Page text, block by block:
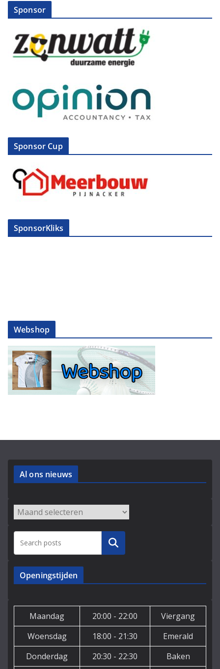
Sponsor
Sponsor Cup
SponsorKliks
Webshop
Al ons nieuws
Archieven
Zoeken
Openingstijden
Maandag 20:00 - 22:00
Viergang
Woensdag
18:00 - 21:30
Emerald
Donderdag
20:30 - 22:30 Baken